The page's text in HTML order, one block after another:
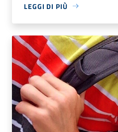
LEGGI DI PIÙ